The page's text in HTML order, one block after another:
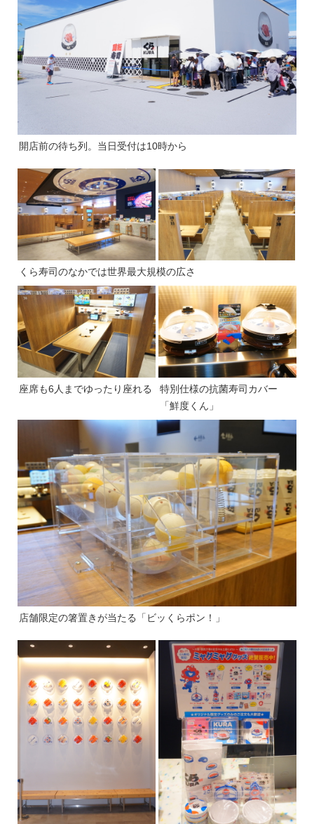
開店前の待ち列。当日受付は10時から
くら寿司のなかでは世界最大規模の広さ
座席も6人までゆったり座れる
特別仕様の抗菌寿司カバー
「鮮度くん」
店舗限定の箸置きが当たる「ビッくらポン！」